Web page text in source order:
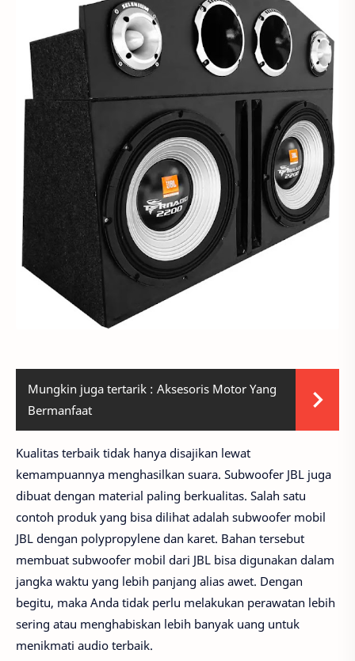
Mungkin juga tertarik : Aksesoris Motor Yang
Bermanfaat
Kualitas terbaik tidak hanya disajikan lewat
kemampuannya menghasilkan suara. Subwoofer JBL juga
dibuat dengan material paling berkualitas. Salah satu
contoh produk yang bisa dilihat adalah subwoofer mobil
JBL dengan polypropylene dan karet. Bahan tersebut
membuat subwoofer mobil dari JBL bisa digunakan dalam
jangka waktu yang lebih panjang alias awet. Dengan
begitu, maka Anda tidak perlu melakukan perawatan lebih
sering atau menghabiskan lebih banyak uang untuk
menikmati audio terbaik.